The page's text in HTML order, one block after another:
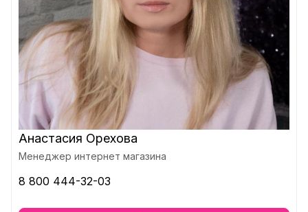
Анастасия Орехова
Менеджер интернет магазина
8 800 444-32-03